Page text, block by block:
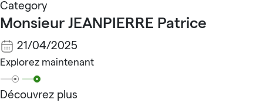
Category
Monsieur JEANPIERRE Patrice
21/04/2025
Explorez maintenant
Découvrez plus